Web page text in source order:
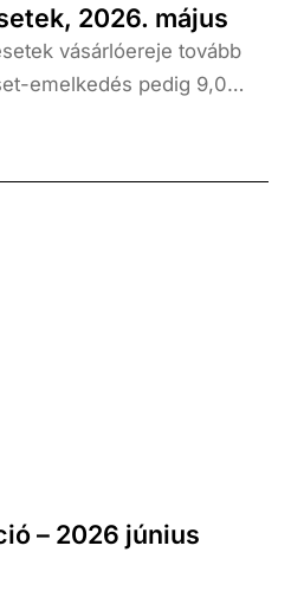
2026. május
vásárlóereje tovább
emelkedés pedig 9,0
százalékot tett ki, emellett
– 2026 június